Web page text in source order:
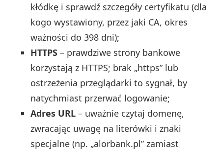
kłódkę i sprawdź szczegóły certyfikatu (dla
kogo wystawiony, przez jaki CA, okres
ważności do 398 dni);
HTTPS – prawdziwe strony bankowe
korzystają z HTTPS; brak „https” lub
ostrzeżenia przeglądarki to sygnał, by
natychmiast przerwać logowanie;
Adres URL – uważnie czytaj domenę,
zwracając uwagę na literówki i znaki
specjalne (np. „alorbank.pl” zamiast